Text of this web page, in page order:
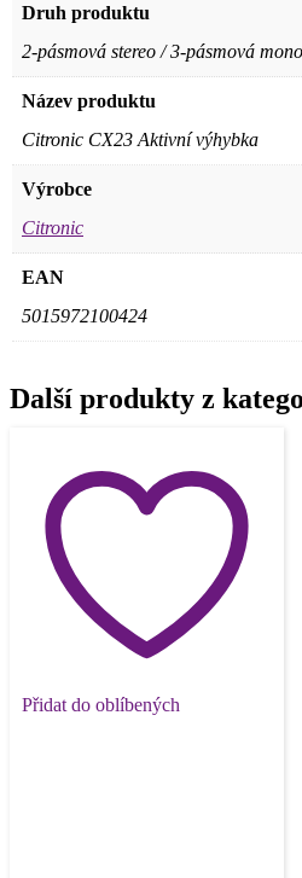
Druh produktu
2-pásmová stereo / 3-pásmová
Název produktu
Citronic CX23 Aktivní výhybka
Výrobce
Citronic
EAN
5015972100424
Další produkty z
Přidat do oblíbených